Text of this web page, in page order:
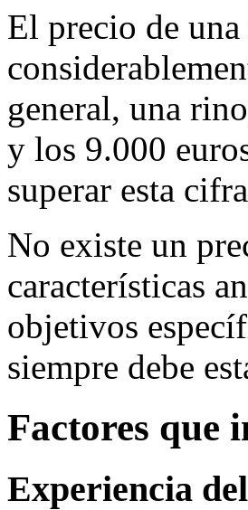
El precio de
general, una
y los 9.000
superar esta
No existe un
características
objetivos
siempre debe
Factores que
Experiencia